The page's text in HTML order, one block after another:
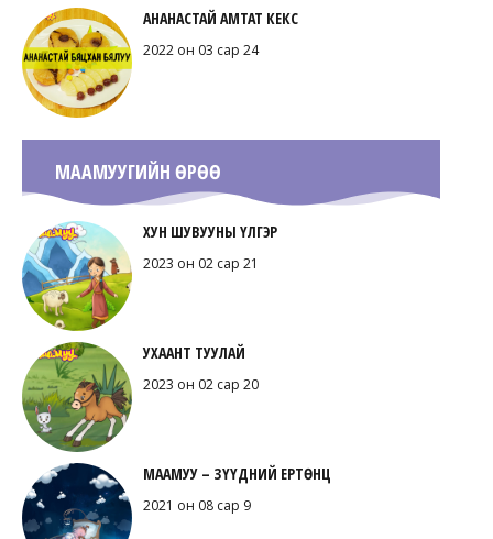
АНАНАСТАЙ АМТАТ КЕКС
2022 он 03 сар 24
МААМУУГИЙН ӨРӨӨ
ХУН ШУВУУНЫ ҮЛГЭР
2023 он 02 сар 21
УХААНТ ТУУЛАЙ
2023 он 02 сар 20
МААМУУ – ЗҮҮДНИЙ ЕРТӨНЦ
2021 он 08 сар 9